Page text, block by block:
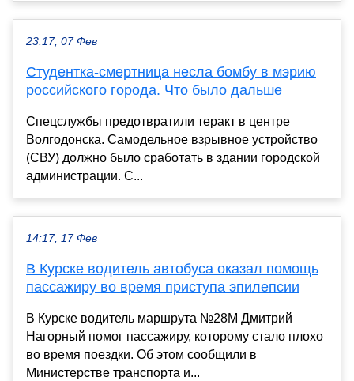
23:17, 07 Фев
Студентка-смертница несла бомбу в мэрию
российского города. Что было дальше
Спецслужбы предотвратили теракт в центре
Волгодонска. Самодельное взрывное устройство
(СВУ) должно было сработать в здании городской
администрации. С...
14:17, 17 Фев
В Курске водитель автобуса оказал помощь
пассажиру во время приступа эпилепсии
В Курске водитель маршрута №28М Дмитрий
Нагорный помог пассажиру, которому стало плохо
во время поездки. Об этом сообщили в
Министерстве транспорта и...